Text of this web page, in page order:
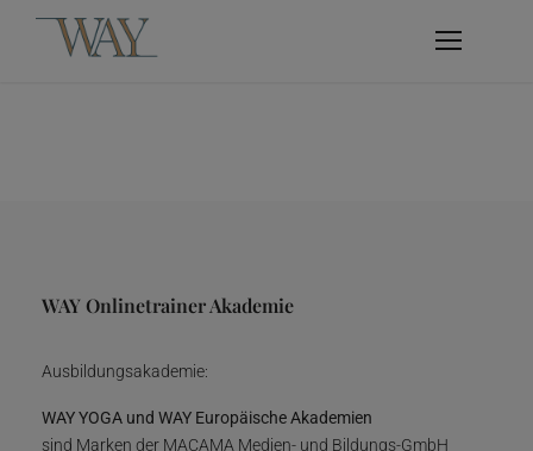
WAY Onlinetrainer Akademie
Ausbildungsakademie:
WAY YOGA und WAY Europäische Akademien
sind Marken der MACAMA Medien- und Bildungs-GmbH